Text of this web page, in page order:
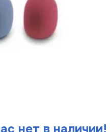
нет в наличии!